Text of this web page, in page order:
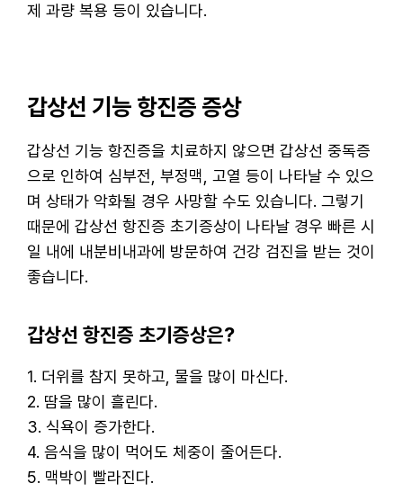
제 과량 복용 등이 있습니다.
갑상선 기능 항진증 증상
갑상선 기능 항진증을 치료하지 않으면 갑상선 중독증
으로 인하여 심부전, 부정맥, 고열 등이 나타날 수 있으
며 상태가 악화될 경우 사망할 수도 있습니다. 그렇기
때문에 갑상선 항진증 초기증상이 나타날 경우 빠른 시
일 내에 내분비내과에 방문하여 건강 검진을 받는 것이
좋습니다.
갑상선 항진증 초기증상은?
1. 더위를 참지 못하고, 물을 많이 마신다.
2. 땀을 많이 흘린다.
3. 식욕이 증가한다.
4. 음식을 많이 먹어도 체중이 줄어든다.
5. 맥박이 빨라진다.